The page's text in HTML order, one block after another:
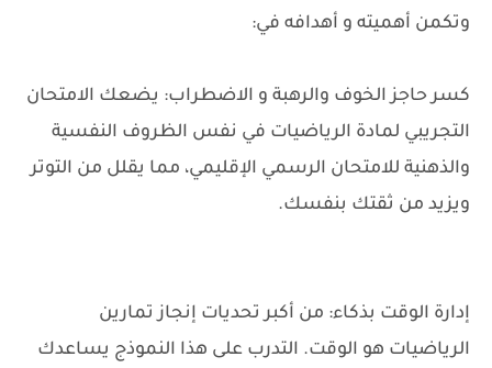
وتكمن أهميته و أهدافه في:
كسر حاجز الخوف والرهبة و الاضطراب: يضعك الامتحان
التجريبي لمادة الرياضيات في نفس الظروف النفسية
والذهنية للامتحان الرسمي الإقليمي، مما يقلل من التوتر
ويزيد من ثقتك بنفسك.
إدارة الوقت بذكاء: من أكبر تحديات إنجاز تمارين
الرياضيات هو الوقت. التدرب على هذا النموذج يساعدك